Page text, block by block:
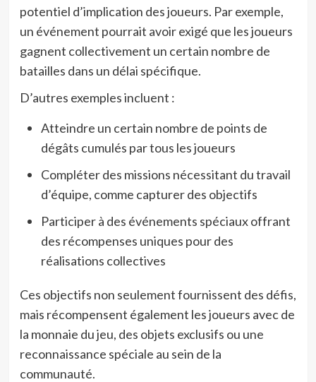
potentiel d’implication des joueurs. Par exemple,
un événement pourrait avoir exigé que les joueurs
gagnent collectivement un certain nombre de
batailles dans un délai spécifique.
D’autres exemples incluent :
Atteindre un certain nombre de points de
dégâts cumulés par tous les joueurs
Compléter des missions nécessitant du travail
d’équipe, comme capturer des objectifs
Participer à des événements spéciaux offrant
des récompenses uniques pour des
réalisations collectives
Ces objectifs non seulement fournissent des défis,
mais récompensent également les joueurs avec de
la monnaie du jeu, des objets exclusifs ou une
reconnaissance spéciale au sein de la
communauté.